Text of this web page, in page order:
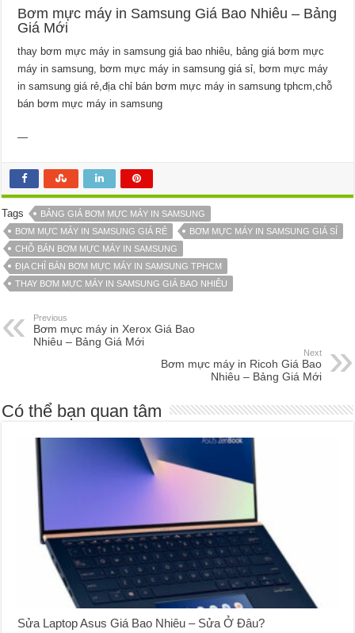
Bơm mực máy in Samsung Giá Bao Nhiêu – Bảng
Giá Mới
thay bơm mực máy in samsung giá bao nhiêu, bảng giá bơm mực
máy in samsung, bơm mực máy in samsung giá sỉ, bơm mực máy
in samsung giá rẻ,địa chỉ bán bơm mực máy in samsung tphcm,chỗ
bán bơm mực máy in samsung
—
Tags
BẢNG GIÁ BƠM MỰC MÁY IN SAMSUNG
BƠM MỰC MÁY IN SAMSUNG GIÁ RẺ
BƠM MỰC MÁY IN SAMSUNG GIÁ SỈ
CHỖ BÁN BƠM MỰC MÁY IN SAMSUNG
ĐỊA CHỈ BÁN BƠM MỰC MÁY IN SAMSUNG TPHCM
THAY BƠM MỰC MÁY IN SAMSUNG GIÁ BAO NHIÊU
Previous
Bơm mực máy in Xerox Giá Bao
Nhiêu – Bảng Giá Mới
Next
Bơm mực máy in Ricoh Giá Bao
Nhiêu – Bảng Giá Mới
Có thể bạn quan tâm
Sửa Laptop Asus Giá Bao Nhiêu – Sửa Ở Đâu?